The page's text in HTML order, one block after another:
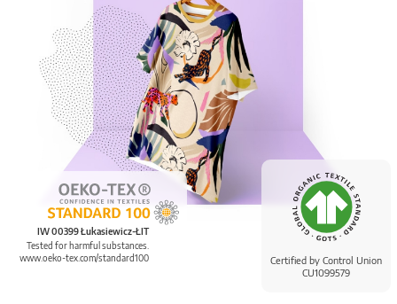
Certified by Control Union
CU1099579
IW 00399 Łukasiewicz-ŁIT
Tested for harmful substances.
www.oeko-tex.com/standard100